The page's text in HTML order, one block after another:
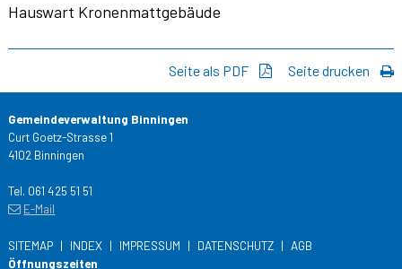
Hauswart Kronenmattgebäude
Seite drucken
Seite als PDF
Gemeindeverwaltung Binningen
Curt Goetz-Strasse 1
4102 Binningen
Tel. 061 425 51 51
E-Mail
SITEMAP INDEX IMPRESSUM DATENSCHUTZ
AGB
Öffnungszeiten